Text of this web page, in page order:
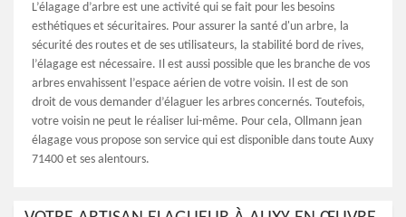
L’élagage d’arbre est une activité qui se fait pour les besoins
esthétiques et sécuritaires. Pour assurer la santé d'un arbre, la
sécurité des routes et de ses utilisateurs, la stabilité bord de rives,
l’élagage est nécessaire. Il est aussi possible que les branche de vos
arbres envahissent l’espace aérien de votre voisin. Il est de son
droit de vous demander d’élaguer les arbres concernés. Toutefois,
votre voisin ne peut le réaliser lui-même. Pour cela, Ollmann jean
élagage vous propose son service qui est disponible dans toute Auxy
71400 et ses alentours.